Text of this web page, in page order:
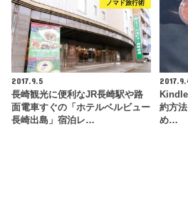
ノマド旅行術
2017.9.5
長崎観光に便利なJR長崎駅や路
面電車すぐの「ホテルベルビュー
長崎出島」宿泊レ…
約方
め…